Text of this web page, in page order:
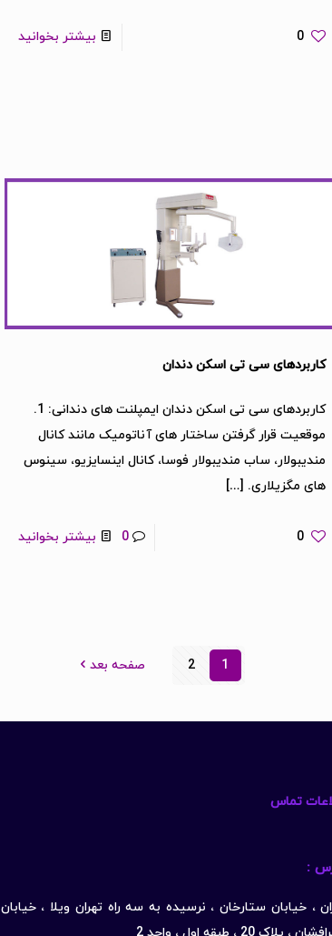
0 بیشتر بخوانید
کاربردهای سی تی اسکن دندان
کاربردهای سی تی اسکن دندان ایمپلنت های دندانی: 1.
موقعیت قرار گرفتن ساختار های آناتومیک مانند کانال
مندیبولار، ساب مندیبولار فوسا، کانال اینسایزیو، سینوس
های مگزیلاری. […]
0
0 بیشتر بخوانید
1
2 صفحه بعد
تماس
:
، خیابان ستارخان ، نرسیده به سه راه تهران ویلا ، خیابان